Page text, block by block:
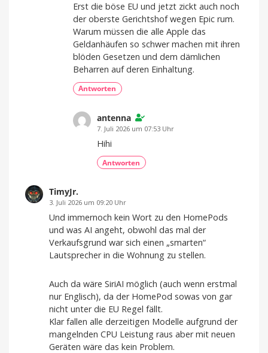
Erst die böse EU und jetzt zickt auch noch
der oberste Gerichtshof wegen Epic rum.
Warum müssen die alle Apple das
Geldanhäufen so schwer machen mit ihren
blöden Gesetzen und dem dämlichen
Beharren auf deren Einhaltung.
Antworten
antenna
7. Juli 2026 um 07:53 Uhr
Hihi
Antworten
TimyJr.
3. Juli 2026 um 09:20 Uhr
Und immernoch kein Wort zu den HomePods
und was AI angeht, obwohl das mal der
Verkaufsgrund war sich einen „smarten“
Lautsprecher in die Wohnung zu stellen.
Auch da wäre SiriAI möglich (auch wenn erstmal
nur Englisch), da der HomePod sowas von gar
nicht unter die EU Regel fällt.
Klar fallen alle derzeitigen Modelle aufgrund der
mangelnden CPU Leistung raus aber mit neuen
Geräten wäre das kein Problem.